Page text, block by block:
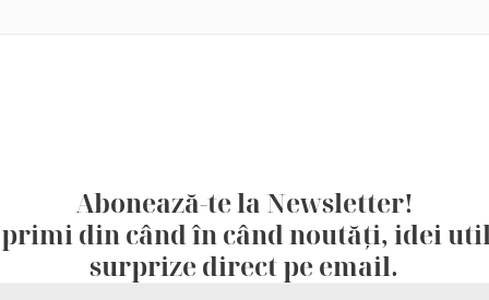
Abonează-te la Newsletter!
din când în când noutăți, idei
surprize direct pe email.